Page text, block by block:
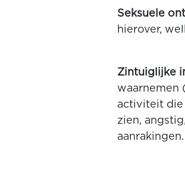
Seksuele
hierover,
Zintuiglijke
waarnemen
activiteit die
zien,
aanrakingen.